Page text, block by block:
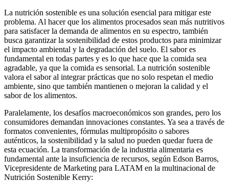
La nutrición sostenible es una solución esencial para mitigar este
problema. Al hacer que los alimentos procesados sean más nutritivos
para satisfacer la demanda de alimentos en su espectro, también
busca garantizar la sostenibilidad de estos productos para minimizar
el impacto ambiental y la degradación del suelo. El sabor es
fundamental en todas partes y es lo que hace que la comida sea
agradable, ya que la comida es sensorial. La nutrición sostenible
valora el sabor al integrar prácticas que no solo respetan el medio
ambiente, sino que también mantienen o mejoran la calidad y el
sabor de los alimentos.
Paralelamente, los desafíos macroeconómicos son grandes, pero los
consumidores demandan innovaciones constantes. Ya sea a través de
formatos convenientes, fórmulas multipropósito o sabores
auténticos, la sostenibilidad y la salud no pueden quedar fuera de
esta ecuación. La transformación de la industria alimentaria es
fundamental ante la insuficiencia de recursos, según Edson Barros,
Vicepresidente de Marketing para LATAM en la multinacional de
Nutrición Sostenible Kerry: